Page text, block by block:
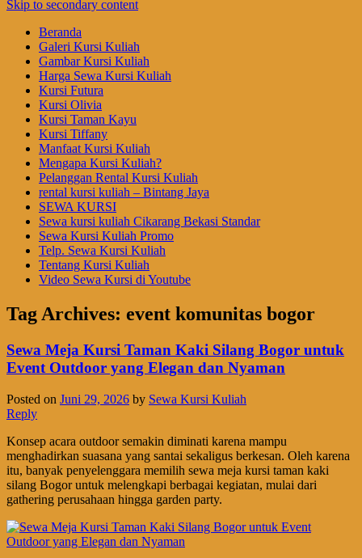
Skip to secondary content
Beranda
Galeri Kursi Kuliah
Gambar Kursi Kuliah
Harga Sewa Kursi Kuliah
Kursi Futura
Kursi Olivia
Kursi Taman Kayu
Kursi Tiffany
Manfaat Kursi Kuliah
Mengapa Kursi Kuliah?
Pelanggan Rental Kursi Kuliah
rental kursi kuliah – Bintang Jaya
SEWA KURSI
Sewa kursi kuliah Cikarang Bekasi Standar
Sewa Kursi Kuliah Promo
Telp. Sewa Kursi Kuliah
Tentang Kursi Kuliah
Video Sewa Kursi di Youtube
Tag Archives: event komunitas bogor
Sewa Meja Kursi Taman Kaki Silang Bogor untuk
Event Outdoor yang Elegan dan Nyaman
Posted on Juni 29, 2026 by Sewa Kursi Kuliah
Reply
Konsep acara outdoor semakin diminati karena mampu
menghadirkan suasana yang santai sekaligus berkesan. Oleh karena
itu, banyak penyelenggara memilih sewa meja kursi taman kaki
silang Bogor untuk melengkapi berbagai kegiatan, mulai dari
gathering perusahaan hingga garden party.